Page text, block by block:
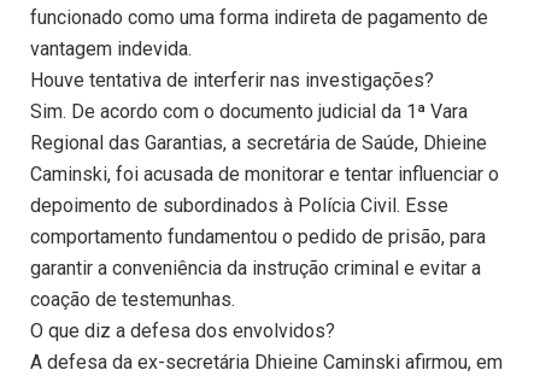
funcionado como uma forma indireta de pagamento de
vantagem indevida.
Houve tentativa de interferir nas investigações?
Sim. De acordo com o documento judicial da 1ª Vara
Regional das Garantias, a secretária de Saúde, Dhieine
Caminski, foi acusada de monitorar e tentar influenciar o
depoimento de subordinados à Polícia Civil. Esse
comportamento fundamentou o pedido de prisão, para
garantir a conveniência da instrução criminal e evitar a
coação de testemunhas.
O que diz a defesa dos envolvidos?
A defesa da ex-secretária Dhieine Caminski afirmou, em